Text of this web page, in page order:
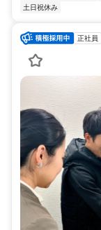
土日祝休み
正社員